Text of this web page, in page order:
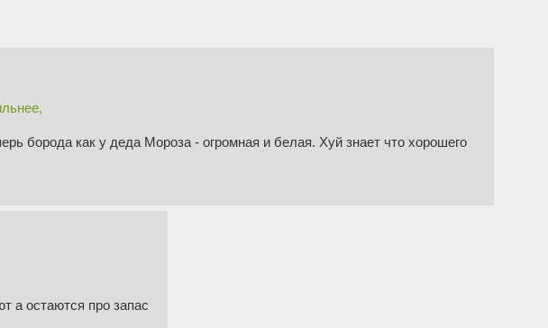
борода как у деда Мороза - огромная и белая. Хуй знает что хорошего
а остаются про запас